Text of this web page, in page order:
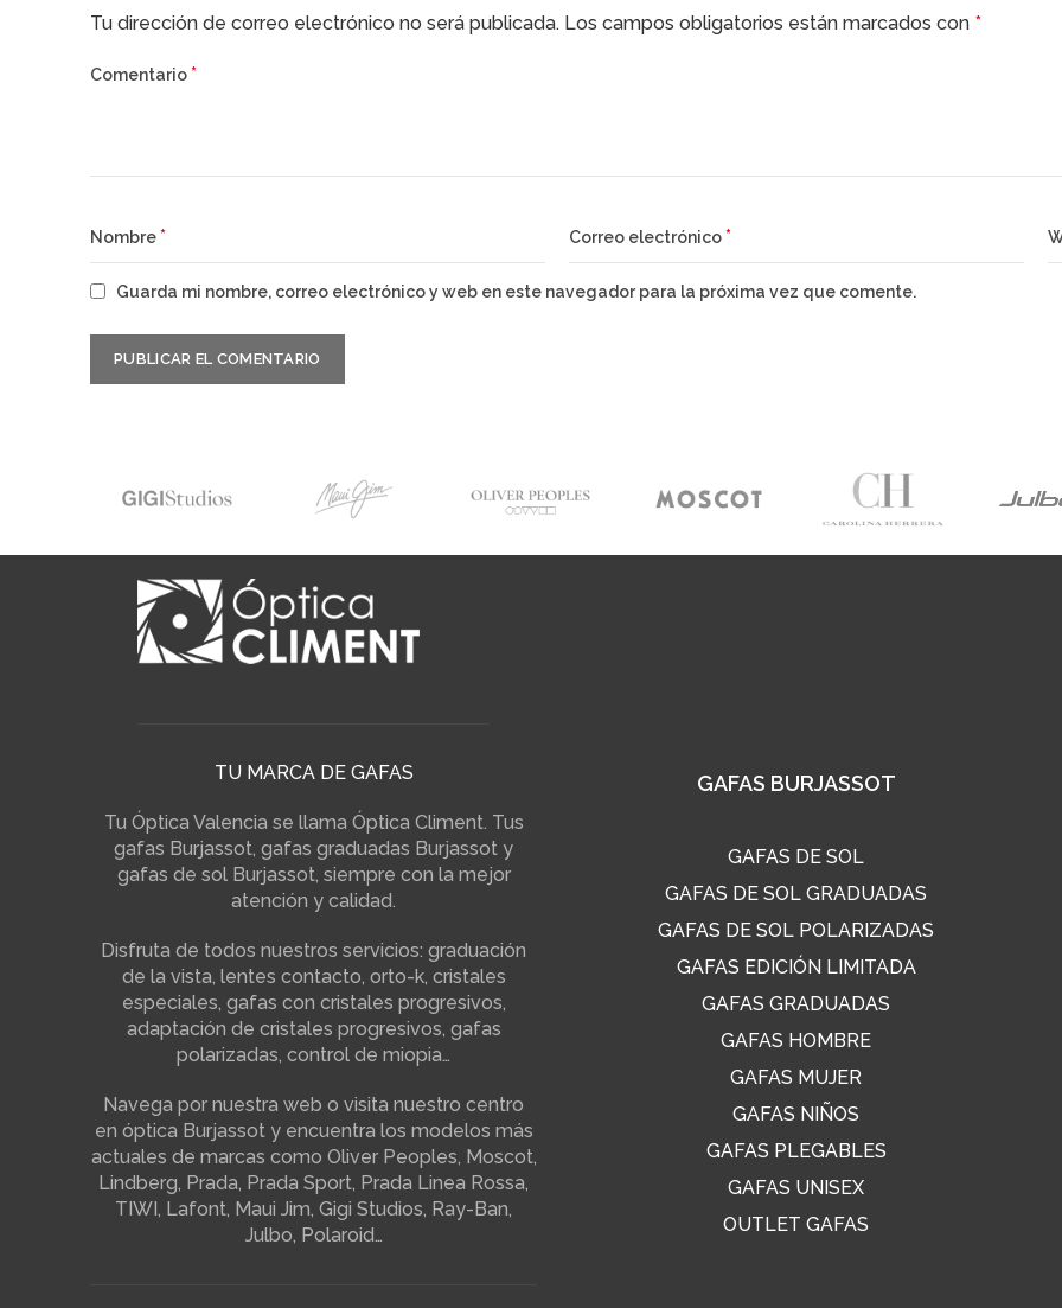
Tu dirección de correo electrónico no será publicada. Los campos obligatorios están marcados con *
Comentario*
Nombre* Correo electrónico*
Guarda mi nombre, correo electrónico y web en este navegador para la próxima vez que comente.
Alternative:
TU MARCA DE GAFAS
Tu Óptica Valencia se llama Óptica Climent. Tus
gafas Burjassot, gafas graduadas Burjassot y
gafas de sol Burjassot, siempre con la mejor
atención y calidad.
Disfruta de todos nuestros servicios: graduación
de la vista, lentes contacto, orto-k, cristales
especiales, gafas con cristales progresivos,
adaptación de cristales progresivos, gafas
polarizadas, control de miopia…
Navega por nuestra web o visita nuestro centro
en óptica Burjassot y encuentra los modelos más
actuales de marcas como Oliver Peoples, Moscot,
Lindberg, Prada, Prada Sport, Prada Linea Rossa,
TIWI, Lafont, Maui Jim, Gigi Studios, Ray-Ban,
Julbo, Polaroid…
GAFAS BURJASSOT
GAFAS DE SOL
GAFAS DE SOL GRADUADAS
GAFAS DE SOL POLARIZADAS
GAFAS EDICIÓN LIMITADA
GAFAS GRADUADAS
GAFAS HOMBRE
GAFAS MUJER
GAFAS NIÑOS
GAFAS PLEGABLES
GAFAS UNISEX
OUTLET GAFAS